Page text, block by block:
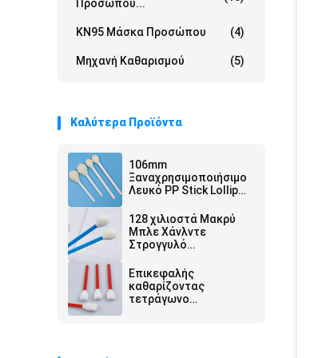
Προσώπου...
KN95 Μάσκα Προσώπου (4)
Μηχανή Καθαρισμού (5)
Καλύτερα Προϊόντα
106mm
Ξαναχρησιμοποιήσιμο
Λευκό PP Stick Lollipop
Round Foam Swab
Applicator για δέρμα
Αντισηπτικό
128 χιλιοστά Μακρύ
Μπλε Χάνλντε
Στρογγυλό
Σφουγγαρίσματα
Πιεστήρας
Αυτοκινήτου Κεφαλής
Απομάκρυνση σκόνης
Επικεφαλής
καθαρίζοντας
τετράγωνο